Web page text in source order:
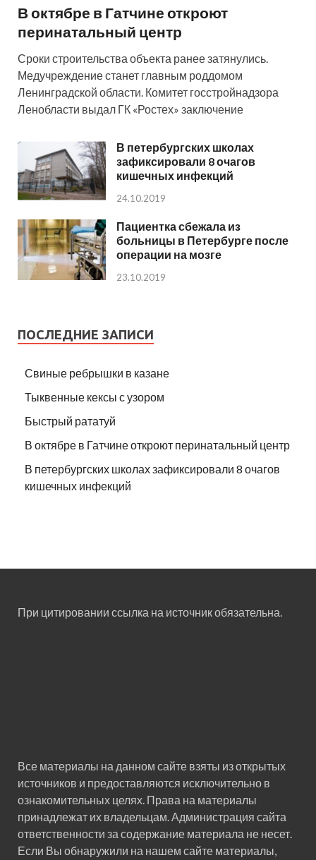
В октябре в Гатчине откроют
перинатальный центр
Сроки строительства объекта ранее затянулись.
Медучреждение станет главным роддомом
Ленинградской области. Комитет госстройнадзора
Ленобласти выдал ГК «Ростех» заключение
В петербургских школах
зафиксировали 8 очагов
кишечных инфекций
24.10.2019
Пациентка сбежала из
больницы в Петербурге после
операции на мозге
23.10.2019
ПОСЛЕДНИЕ ЗАПИСИ
Свиные ребрышки в казане
Тыквенные кексы с узором
Быстрый рататуй
В октябре в Гатчине откроют перинатальный центр
В петербургских школах зафиксировали 8 очагов
кишечных инфекций
При цитировании ссылка на источник обязательна.
Все материалы на данном сайте взяты из открытых
источников и предоставляются исключительно в
ознакомительных целях. Права на материалы
принадлежат их владельцам. Администрация сайта
ответственности за содержание материала не несет.
Если Вы обнаружили на нашем сайте материалы,